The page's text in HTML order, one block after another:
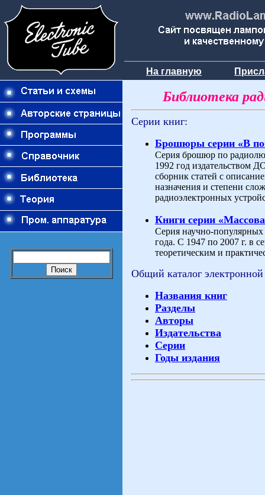
На главную
Библиотека
Серии книг:
Брошюры серии «В
Серия брошюр по
1992 год издательством
сборник статей с
назначения и степени
радиоэлектронных
Книги серии
Серия научно-
года. С 1947 по 2007 г. в
теоретическим и
Общий каталог
Названия книг
Разделы
Авторы
Издательства
Серии
Годы издания